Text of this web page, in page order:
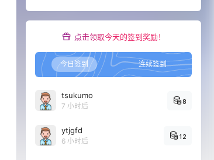
点击领取今天的签到奖励！
今日签到 连续签到
tsukumo
7 小时后
8
ytjgfd
6 小时后
12